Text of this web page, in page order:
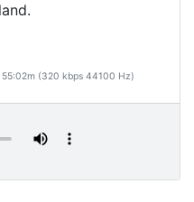
(320 kbps 44100 Hz)